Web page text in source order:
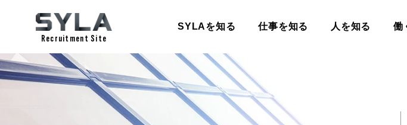
Recruitment Site
SYLAを知る 仕事を知る 人を知る 働